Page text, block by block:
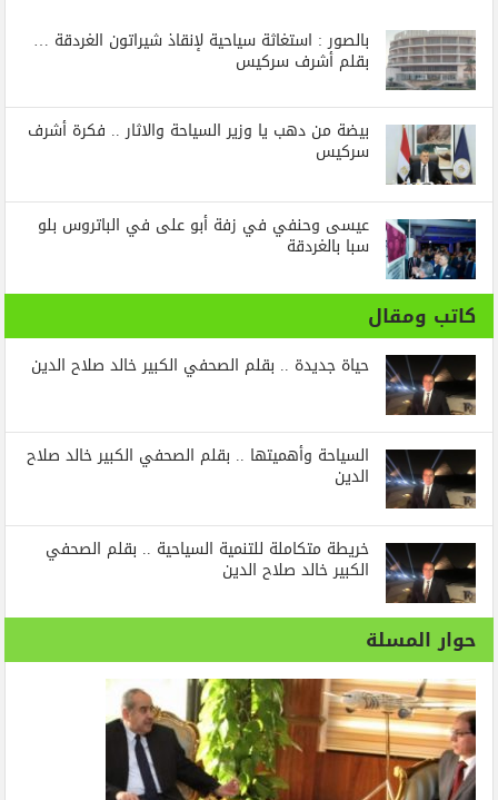
بالصور : استغاثة سياحية لإنقاذ شيراتون الغردقة …
بقلم أشرف سركيس
بيضة من دهب يا وزير السياحة والاثار .. فكرة أشرف
سركيس
عيسى وحنفي في زفة أبو على في الباتروس بلو
سبا بالغردقة
كاتب ومقال
حياة جديدة .. بقلم الصحفي الكبير خالد صلاح الدين
السياحة وأهميتها .. بقلم الصحفي الكبير خالد صلاح
الدين
خريطة متكاملة للتنمية السياحية .. بقلم الصحفي
الكبير خالد صلاح الدين
حوار المسلة